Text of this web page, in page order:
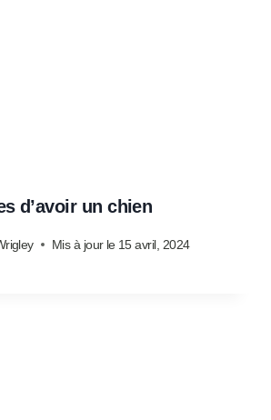
d’avoir un chien
Mis à jour le 15 avril, 2024